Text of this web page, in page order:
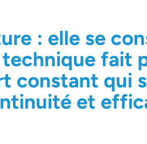
: elle se
technique fait
constant qui
et